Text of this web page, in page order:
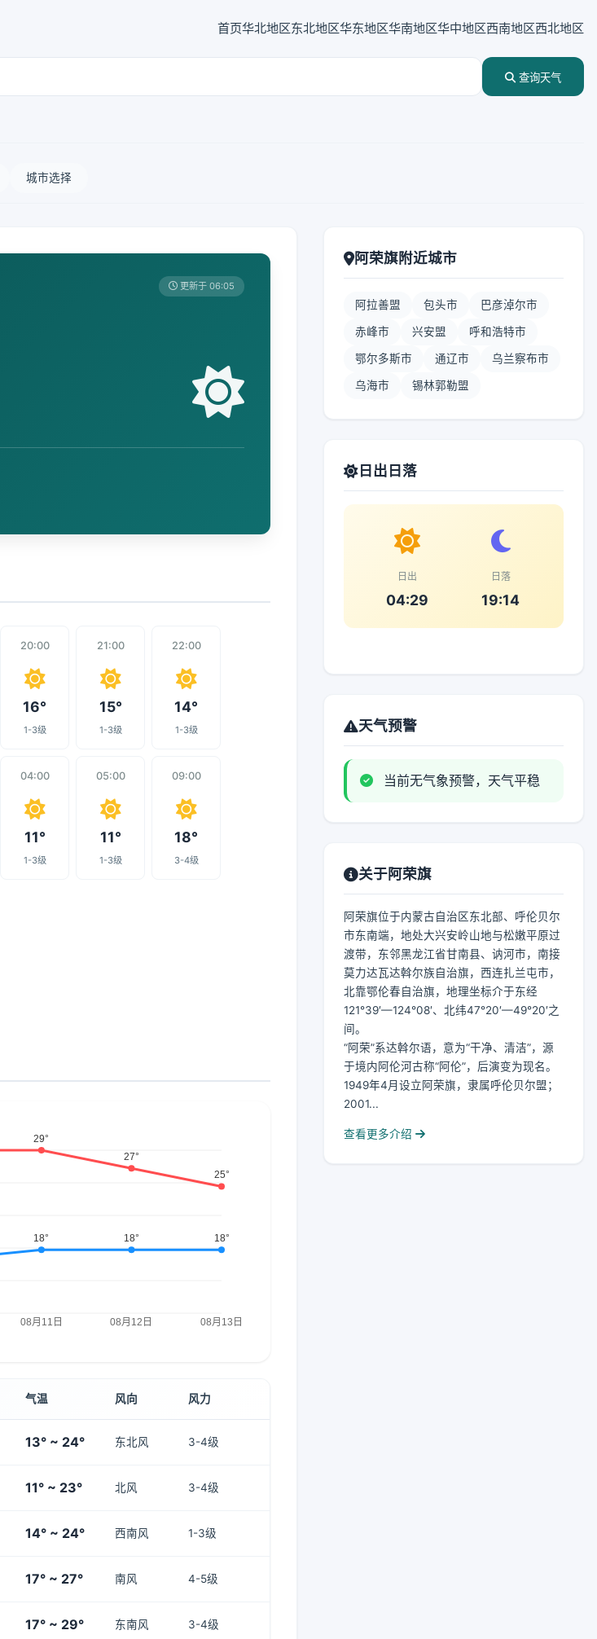
首页华北地区东北地区华东地区华南地区华中地区西南地区西北地区
查询天气
城市选择
更新于 06:05
20:00
16°
1-3级
21:00
15°
1-3级
22:00
14°
1-3级
04:00
11°
1-3级
05:00
11°
1-3级
09:00
18°
3-4级
气温 风向 风力
13° ~ 24° 东北风 3-4级
11° ~ 23° 北风 3-4级
14° ~ 24° 西南风 1-3级
17° ~ 27° 南风 4-5级
17° ~ 29° 东南风 3-4级
阿荣旗附近城市
阿拉善盟 包头市 巴彦淖尔市
赤峰市 兴安盟 呼和浩特市
鄂尔多斯市 通辽市 乌兰察布市
乌海市 锡林郭勒盟
日出日落
日出
04:29
日落
19:14
天气预警
当前无气象预警，天气平稳
关于阿荣旗
阿荣旗位于内蒙古自治区东北部、呼伦贝尔
市东南端，地处大兴安岭山地与松嫩平原过
渡带，东邻黑龙江省甘南县、讷河市，南接
莫力达瓦达斡尔族自治旗，西连扎兰屯市，
北靠鄂伦春自治旗，地理坐标介于东经
121°39′—124°08′、北纬47°20′—49°20′之
间。
“阿荣”系达斡尔语，意为“干净、清洁”，源
于境内阿伦河古称“阿伦”，后演变为现名。
1949年4月设立阿荣旗，隶属呼伦贝尔盟；
2001...
查看更多介绍